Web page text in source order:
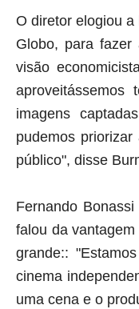
O diretor elogiou
Globo, para fazer
visão
imagens
pudemos
público", disse
Fernando Bonassi
falou da
grande::
cinema
uma cena e o